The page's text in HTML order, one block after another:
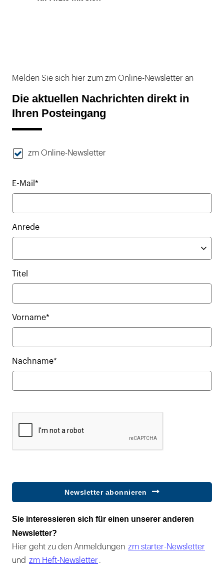
Melden Sie sich hier zum zm Online-Newsletter an
Die aktuellen Nachrichten direkt in
Ihren Posteingang
zm Online-Newsletter
E-Mail*
Anrede
Titel
Vorname*
Nachname*
Newsletter abonnieren
Sie interessieren sich für einen unserer anderen
Newsletter?
Hier geht zu den Anmeldungen zm starter-Newsletter
und zm Heft-Newsletter .